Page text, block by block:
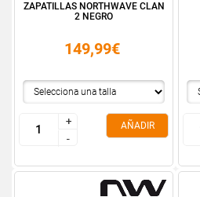
ZAPATILLAS NORTHWAVE CLAN
2 NEGRO
149,99€
+
-
+
-
AÑADIR